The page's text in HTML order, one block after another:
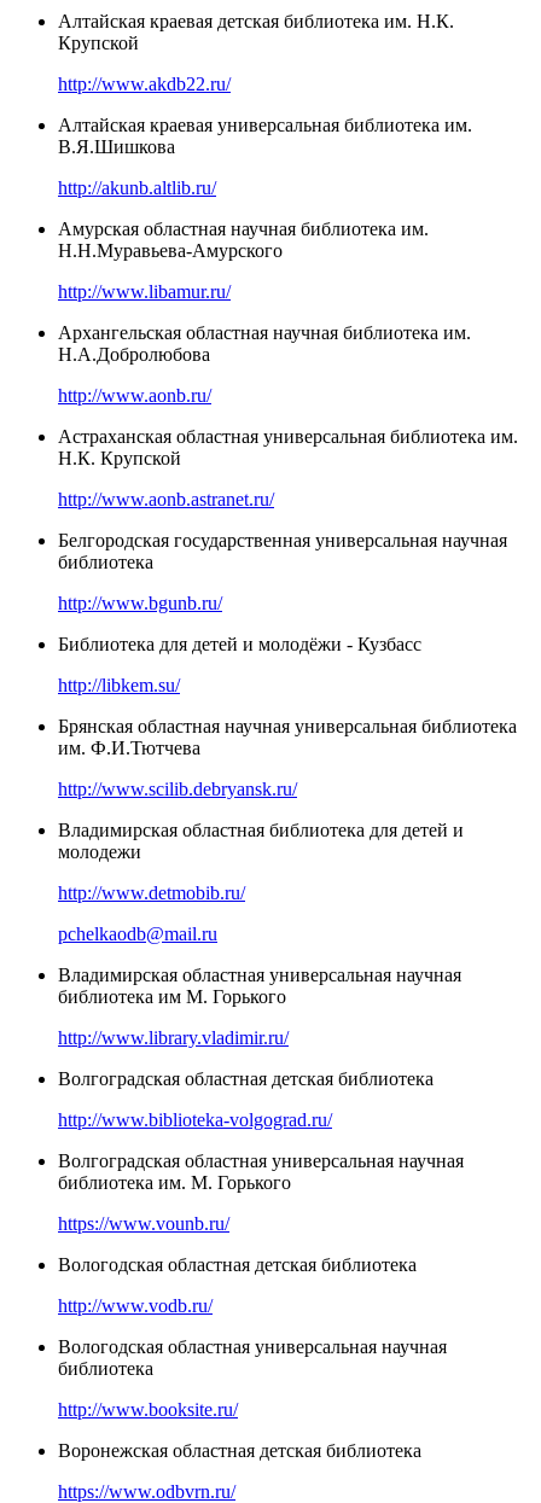
Алтайская краевая детская библиотека им. Н.К.
Крупской
http://www.akdb22.ru/
Алтайская краевая универсальная библиотека им.
В.Я.Шишкова
http://akunb.altlib.ru/
Амурская областная научная библиотека им.
Н.Н.Муравьева-Амурского
http://www.libamur.ru/
Архангельская областная научная библиотека им.
Н.А.Добролюбова
http://www.aonb.ru/
Астраханская областная универсальная библиотека им.
Н.К. Крупской
http://www.aonb.astranet.ru/
Белгородская государственная универсальная научная
библиотека
http://www.bgunb.ru/
Библиотека для детей и молодёжи - Кузбасс
http://libkem.su/
Брянская областная научная универсальная библиотека
им. Ф.И.Тютчева
http://www.scilib.debryansk.ru/
Владимирская областная библиотека для детей и
молодежи
http://www.detmobib.ru/
pchelkaodb@mail.ru
Владимирская областная универсальная научная
библиотека им М. Горького
http://www.library.vladimir.ru/
Волгоградская областная детская библиотека
http://www.biblioteka-volgograd.ru/
Волгоградская областная универсальная научная
библиотека им. М. Горького
https://www.vounb.ru/
Вологодская областная детская библиотека
http://www.vodb.ru/
Вологодская областная универсальная научная
библиотека
http://www.booksite.ru/
Воронежская областная детская библиотека
https://www.odbvrn.ru/